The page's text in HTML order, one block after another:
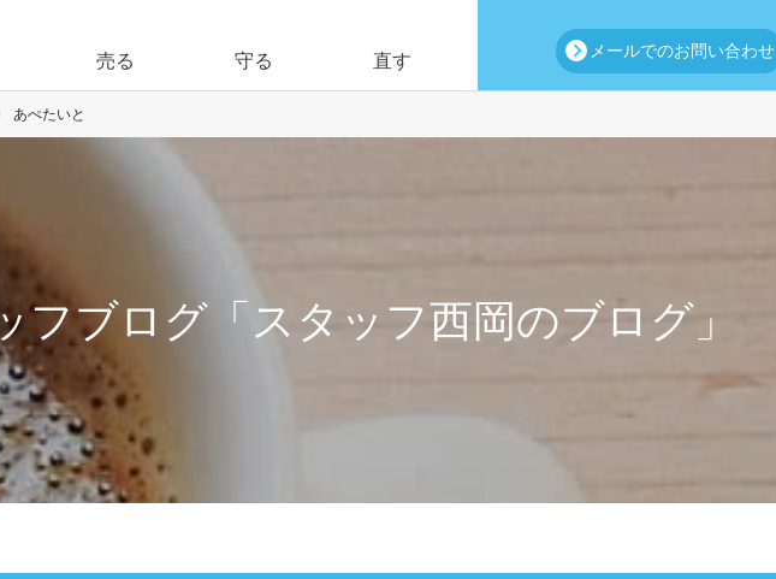
売る 守る 直す メールでのお問い合わせ
あぺたいと
フブログ「スタッフ西岡のブログ」